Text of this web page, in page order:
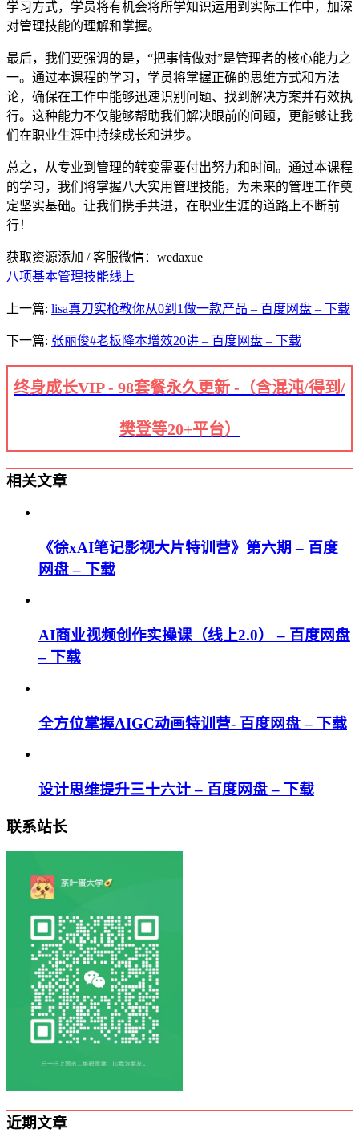
学习方式，学员将有机会将所学知识运用到实际工作中，加深
对管理技能的理解和掌握。
最后，我们要强调的是，“把事情做对”是管理者的核心能力之
一。通过本课程的学习，学员将掌握正确的思维方式和方法
论，确保在工作中能够迅速识别问题、找到解决方案并有效执
行。这种能力不仅能够帮助我们解决眼前的问题，更能够让我
们在职业生涯中持续成长和进步。
总之，从专业到管理的转变需要付出努力和时间。通过本课程
的学习，我们将掌握八大实用管理技能，为未来的管理工作奠
定坚实基础。让我们携手共进，在职业生涯的道路上不断前
行！
获取资源添加 / 客服微信：wedaxue
八项基本管理技能线上
上一篇: lisa真刀实枪教你从0到1做一款产品 – 百度网盘 – 下载
下一篇: 张丽俊#老板降本增效20讲 – 百度网盘 – 下载
终身成长VIP - 98套餐永久更新 -（含混沌/得到/
樊登等20+平台）
相关文章
《徐xAI笔记影视大片特训营》第六期 – 百度
网盘 – 下载
AI商业视频创作实操课（线上2.0） – 百度网盘
– 下载
全方位掌握AIGC动画特训营- 百度网盘 – 下载
设计思维提升三十六计 – 百度网盘 – 下载
联系站长
近期文章